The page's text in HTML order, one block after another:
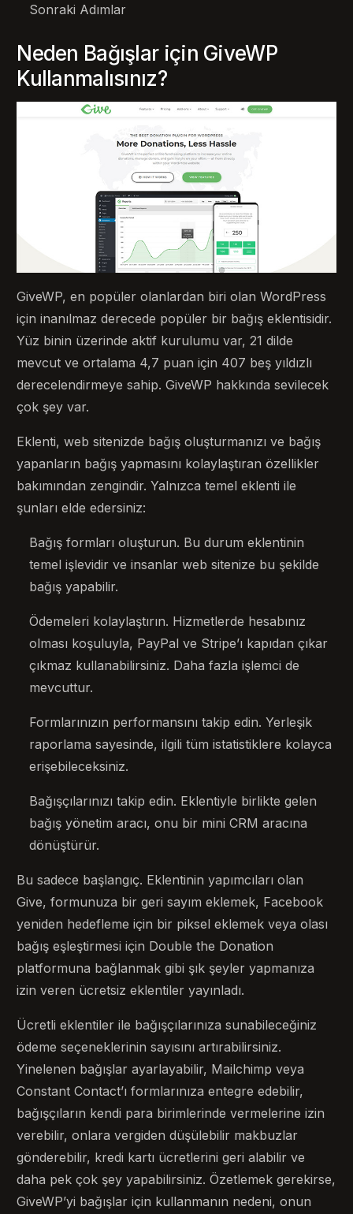
Sonraki Adımlar
Neden Bağışlar için GiveWP
Kullanmalısınız?
GiveWP, en popüler olanlardan biri olan WordPress
için inanılmaz derecede popüler bir bağış eklentisidir.
Yüz binin üzerinde aktif kurulumu var, 21 dilde
mevcut ve ortalama 4,7 puan için 407 beş yıldızlı
derecelendirmeye sahip. GiveWP hakkında sevilecek
çok şey var.
Eklenti, web sitenizde bağış oluşturmanızı ve bağış
yapanların bağış yapmasını kolaylaştıran özellikler
bakımından zengindir. Yalnızca temel eklenti ile
şunları elde edersiniz:
Bağış formları oluşturun. Bu durum eklentinin
temel işlevidir ve insanlar web sitenize bu şekilde
bağış yapabilir.
Ödemeleri kolaylaştırın. Hizmetlerde hesabınız
olması koşuluyla, PayPal ve Stripe’ı kapıdan çıkar
çıkmaz kullanabilirsiniz. Daha fazla işlemci de
mevcuttur.
Formlarınızın performansını takip edin. Yerleşik
raporlama sayesinde, ilgili tüm istatistiklere kolayca
erişebileceksiniz.
Bağışçılarınızı takip edin. Eklentiyle birlikte gelen
bağış yönetim aracı, onu bir mini CRM aracına
dönüştürür.
Bu sadece başlangıç. Eklentinin yapımcıları olan
Give, formunuza bir geri sayım eklemek, Facebook
yeniden hedefleme için bir piksel eklemek veya olası
bağış eşleştirmesi için Double the Donation
platformuna bağlanmak gibi şık şeyler yapmanıza
izin veren ücretsiz eklentiler yayınladı.
Ücretli eklentiler ile bağışçılarınıza sunabileceğiniz
ödeme seçeneklerinin sayısını artırabilirsiniz.
Yinelenen bağışlar ayarlayabilir, Mailchimp veya
Constant Contact’ı formlarınıza entegre edebilir,
bağışçıların kendi para birimlerinde vermelerine izin
verebilir, onlara vergiden düşülebilir makbuzlar
gönderebilir, kredi kartı ücretlerini geri alabilir ve
daha pek çok şey yapabilirsiniz. Özetlemek gerekirse,
GiveWP’yi bağışlar için kullanmanın nedeni, onun